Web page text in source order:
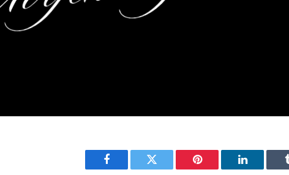
Facebook Twitter Pinterest LinkedIn